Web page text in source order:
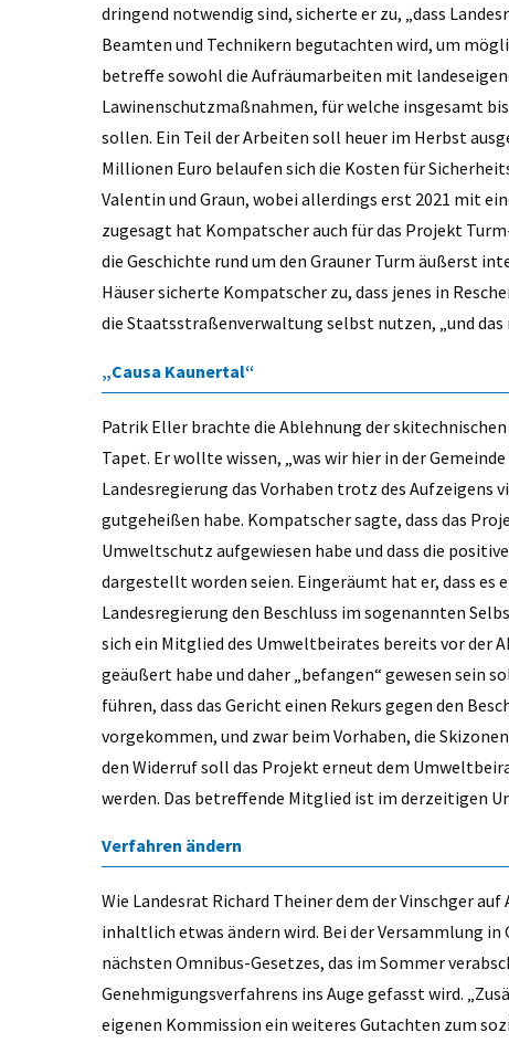
dringend notwendig sind, sicherte er zu, „dass
Beamten und Technikern begutachten wird, um
betreffe sowohl die Aufräumarbeiten mit
Lawinenschutzmaßnahmen, für welche insgesamt
sollen. Ein Teil der Arbeiten soll heuer im Herbst
Millionen Euro belaufen sich die Kosten für
Valentin und Graun, wobei allerdings erst 2021 mit
zugesagt hat Kompatscher auch für das Projekt
die Geschichte rund um den Grauner Turm äußerst
Häuser sicherte Kompatscher zu, dass jenes in
die Staatsstraßenverwaltung selbst nutzen, „und das
„Causa Kaunertal“
Patrik Eller brachte die Ablehnung der
Tapet. Er wollte wissen, „was wir hier in der
Landesregierung das Vorhaben trotz des
gutgeheißen habe. Kompatscher sagte, dass das
Umweltschutz aufgewiesen habe und dass die
dargestellt worden seien. Eingeräumt hat er, dass es
Landesregierung den Beschluss im sogenannten
sich ein Mitglied des Umweltbeirates bereits vor der
geäußert habe und daher „befangen“ gewesen sein
führen, dass das Gericht einen Rekurs gegen den
vorgekommen, und zwar beim Vorhaben, die
den Widerruf soll das Projekt erneut dem
werden. Das betreffende Mitglied ist im derzeitigen
Verfahren ändern
Wie Landesrat Richard Theiner dem der Vinschger
inhaltlich etwas ändern wird. Bei der Versammlung in
nächsten Omnibus-Gesetzes, das im Sommer
Genehmigungsverfahrens ins Auge gefasst wird.
eigenen Kommission ein weiteres Gutachten zum